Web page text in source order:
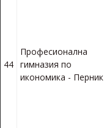
44
Професионална
гимназия по
икономика - Перник